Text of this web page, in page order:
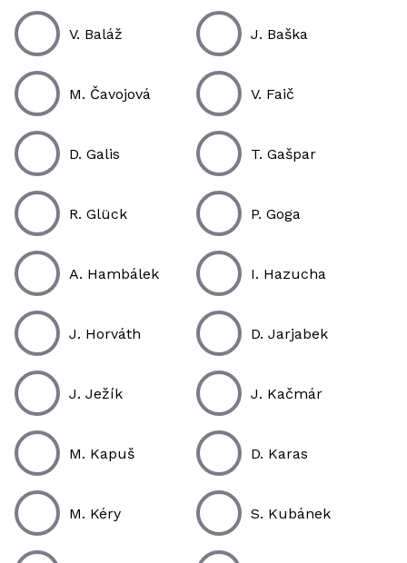
V. Baláž J. Baška
M. Čavojová V. Faič
D. Galis T. Gašpar
R. Glück P. Goga
A. Hambálek I. Hazucha
J. Horváth D. Jarjabek
J. Ježík J. Kačmár
M. Kapuš D. Karas
M. Kéry S. Kubánek